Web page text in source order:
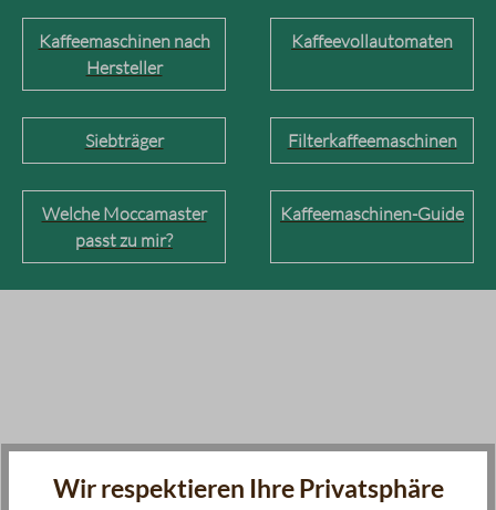
Kaffeemaschinen nach
Hersteller
Kaffeevollautomaten
Siebträger Filterkaffeemaschinen
Welche Moccamaster
passt zu mir?
Kaffeemaschinen-Guide
Wir respektieren Ihre Privatsphäre